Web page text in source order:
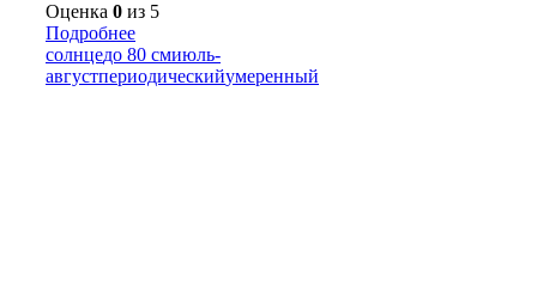
Оценка 0 из 5
Подробнее
солнцедо 80 смиюль-
августпериодическийумеренный